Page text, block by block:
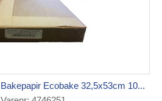
Bakepapir Ecobake 32,5x53cm 10...